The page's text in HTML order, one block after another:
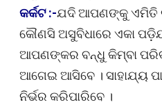
କର୍କଟ :-ଯଦି ଆପଣଙ୍କୁ ଏମିତି
କୌଣସି ଅସୁବିଧାରେ ଏକା
ଆପଣଙ୍କର ବନ୍ଧୁ କିମ୍ବା
ଆଗେଇ ଆସିବେ । ସାହାଯ୍ୟ
ନିର୍ଭର କରିପାରିବେ ।